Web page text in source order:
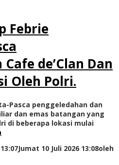
Febrie
de’Clan Dan
Oleh Polri.
Pasca penggeledahan dan
dan emas batangan yang
di beberapa lokasi mulai
Jumat 10 Juli 2026 13:08oleh